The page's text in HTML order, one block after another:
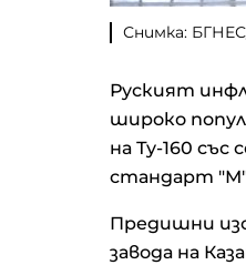
Снимка:
Руският
широко
на Ту-160
стандарт
Предишни
завода на